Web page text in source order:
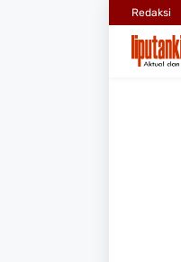
Redaksi